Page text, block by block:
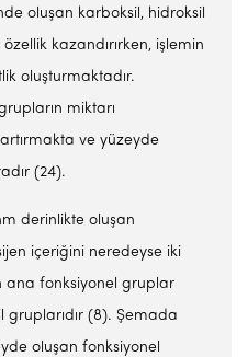
oluşan karboksil, hidroksil
kazandırırken, işlemin
oluşturmaktadır.
miktarı
ve yüzeyde
(24).
derinlikte oluşan
içeriğini neredeyse iki
ana fonksiyonel gruplar
gruplarıdır (8). Şemada
oluşan fonksiyonel